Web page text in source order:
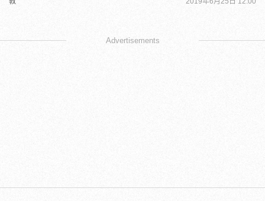
Advertisements